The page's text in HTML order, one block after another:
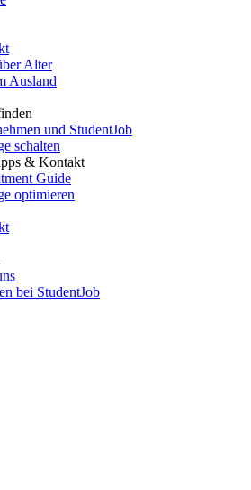
Alter
Ausland
und StudentJob
schalten
& Kontakt
Guide
optimieren
bei StudentJob